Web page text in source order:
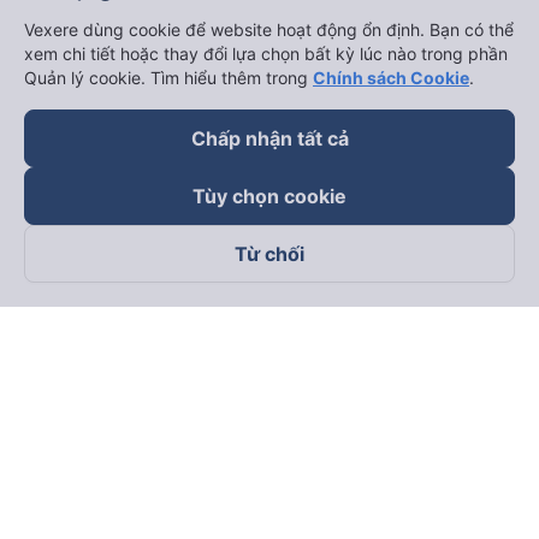
Theo dõi chúng tôi trên
Vexere dùng cookie để website hoạt động ổn định. Bạn có thể
xem chi tiết hoặc thay đổi lựa chọn bất kỳ lúc nào trong phần
Quản lý cookie. Tìm hiểu thêm trong Chính sách Cookie.
Chấp nhận tất cả
Tùy chọn cookie
Từ chối